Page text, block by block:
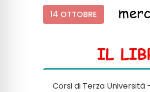
14 OTTOBRE
Corsi di Terza Università